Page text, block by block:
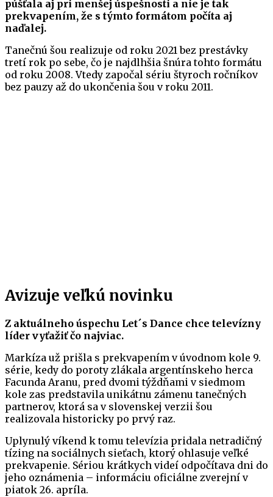
púšťala aj pri menšej úspešnosti a nie je tak
prekvapením, že s týmto formátom počíta aj
naďalej.
Tanečnú šou realizuje od roku 2021 bez prestávky
tretí rok po sebe, čo je najdlhšia šnúra tohto formátu
od roku 2008. Vtedy započal sériu štyroch ročníkov
bez pauzy až do ukončenia šou v roku 2011.
Avizuje veľkú novinku
Z aktuálneho úspechu Let´s Dance chce televízny
líder vyťažiť čo najviac.
Markíza už prišla s prekvapením v úvodnom kole 9.
série, kedy do poroty zlákala argentínskeho herca
Facunda Aranu, pred dvomi týždňami v siedmom
kole zas predstavila unikátnu zámenu tanečných
partnerov, ktorá sa v slovenskej verzii šou
realizovala historicky po prvý raz.
Uplynulý víkend k tomu televízia pridala netradičný
tízing na sociálnych sieťach, ktorý ohlasuje veľké
prekvapenie. Sériou krátkych videí odpočítava dni do
jeho oznámenia – informáciu oficiálne zverejní v
piatok 26. apríla.